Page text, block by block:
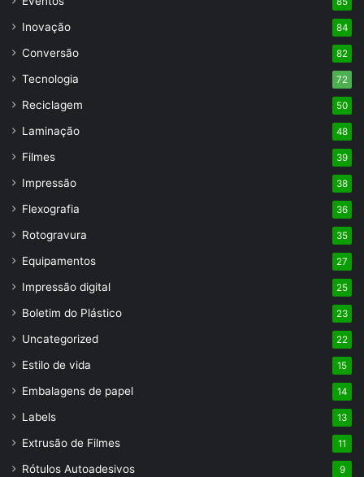
Inovação 84
Conversão 82
Tecnologia 72
Reciclagem 50
Laminação 48
Filmes 39
Impressão 38
Flexografia 36
Rotogravura 35
Equipamentos 27
Impressão digital 25
Boletim do Plástico 23
Uncategorized 22
Estilo de vida 15
Embalagens de papel 14
Labels 13
Extrusão de Filmes 11
Rótulos Autoadesivos 9